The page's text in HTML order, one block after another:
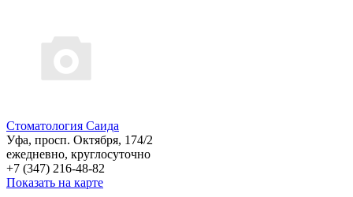
Стоматология Саида
Уфа, просп. Октября, 174/2
ежедневно, круглосуточно
+7 (347) 216-48-82
Показать на карте